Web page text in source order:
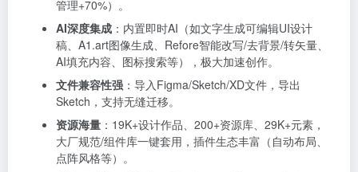
管理+70%）。
AI深度集成 ：内置即时AI（如文字生成可编辑UI设计
稿、A1.art图像生成、Refore智能改写/去背景/转矢量、
AI填充内容、图标搜索等），极大加速创作。
文件兼容性强 ：导入Figma/Sketch/XD文件，导出
Sketch，支持无缝迁移。
资源海量 ：19K+设计作品、200+资源库、29K+元素，
大厂规范/组件库一键套用，插件生态丰富（自动布局、
点阵风格等）。